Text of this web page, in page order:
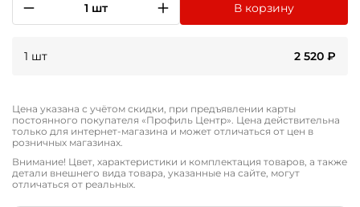
1 шт В корзину
1 шт 2 520 ₽
Цена указана с учётом скидки, при предъявлении карты
постоянного покупателя «Профиль Центр». Цена действительна
только для интернет-магазина и может отличаться от цен в
розничных магазинах.
Внимание! Цвет, характеристики и комплектация товаров, а также
детали внешнего вида товара, указанные на сайте, могут
отличаться от реальных.